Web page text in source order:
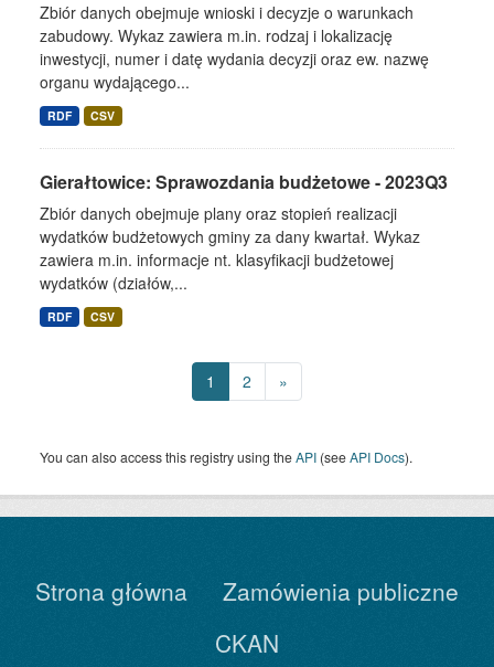
Zbiór danych obejmuje wnioski i decyzje o warunkach
zabudowy. Wykaz zawiera m.in. rodzaj i lokalizację
inwestycji, numer i datę wydania decyzji oraz ew. nazwę
organu wydającego...
RDF CSV
Gierałtowice: Sprawozdania budżetowe - 2023Q3
Zbiór danych obejmuje plany oraz stopień realizacji
wydatków budżetowych gminy za dany kwartał. Wykaz
zawiera m.in. informacje nt. klasyfikacji budżetowej
wydatków (działów,...
RDF CSV
1 2 »
You can also access this registry using theAPI (seeAPI Docs).
Strona główna
Zamówienia publiczne
CKAN